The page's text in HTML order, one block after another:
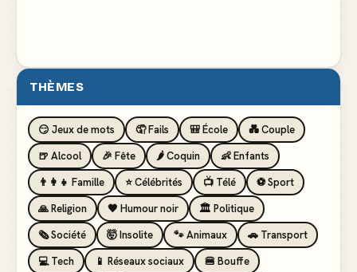
THÈMES
😏 Jeux de mots 🤦 Fails 🎒 École
💑 Couple
🍺 Alcool
🎉 Fête 🌶️ Coquin
👶 Enfants
👨‍👩‍👧 Famille
⭐ Célébrités 📺 Télé
⚽ Sport
🙏 Religion
🖤 Humour noir
🏛️ Politique
🗞️ Société
🤯 Insolite 🐾 Animaux
🚗 Transport
💻 Tech
📱 Réseaux sociaux
🍔 Bouffe